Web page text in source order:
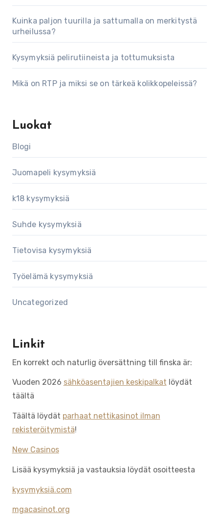
Kuinka paljon tuurilla ja sattumalla on merkitystä
urheilussa?
Kysymyksiä pelirutiineista ja tottumuksista
Mikä on RTP ja miksi se on tärkeä kolikkopeleissä?
Luokat
Blogi
Juomapeli kysymyksiä
k18 kysymyksiä
Suhde kysymyksiä
Tietovisa kysymyksiä
Työelämä kysymyksiä
Uncategorized
Linkit
En korrekt och naturlig översättning till finska är:
Vuoden 2026 sähköasentajien keskipalkat löydät
täältä
Täältä löydät parhaat nettikasinot ilman
rekisteröitymistä!
New Casinos
Lisää kysymyksiä ja vastauksia löydät osoitteesta
kysymyksiä.com
mgacasinot.org